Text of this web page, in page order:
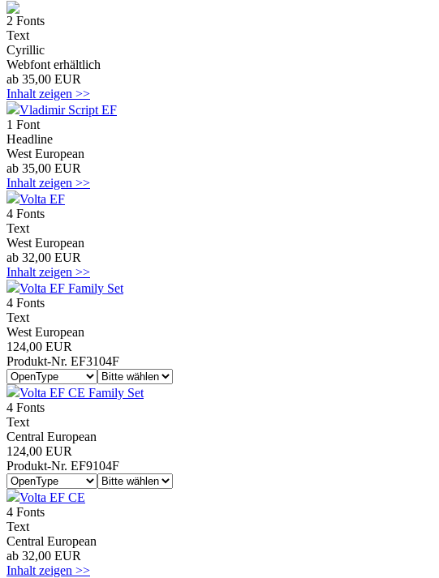
2 Fonts
Text
Cyrillic
Webfont erhältlich
ab 35,00 EUR
Inhalt zeigen >>
Vladimir Script EF
1 Font
Headline
West European
ab 35,00 EUR
Inhalt zeigen >>
Volta EF
4 Fonts
Text
West European
ab 32,00 EUR
Inhalt zeigen >>
Volta EF Family Set
4 Fonts
Text
West European
124,00 EUR
Produkt-Nr. EF3104F
Volta EF CE Family Set
4 Fonts
Text
Central European
124,00 EUR
Produkt-Nr. EF9104F
Volta EF CE
4 Fonts
Text
Central European
ab 32,00 EUR
Inhalt zeigen >>